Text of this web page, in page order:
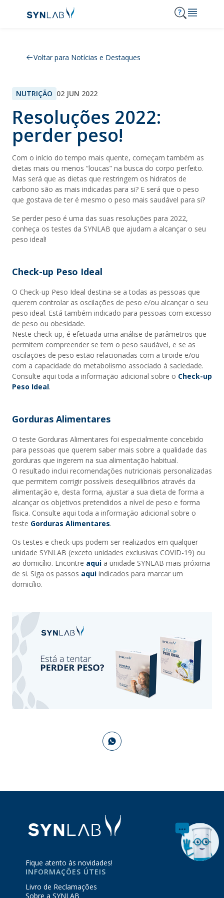
Serviços
Notícias e Destaques
Clínicas SYNLAB
Acordos
Onde Estamos
Carreiras
210 303 210
Contactos
Voltar para Notícias e Destaques
NUTRIÇÃO 02 JUN 2022
Resoluções 2022:
perder peso!
Com o início do tempo mais quente, começam também as
dietas mais ou menos “loucas” na busca do corpo perfeito.
Mas será que as dietas que restringem os hidratos de
carbono são as mais indicadas para si? E será que o peso
que gostava de ter é mesmo o peso mais saudável para si?
Se perder peso é uma das suas resoluções para 2022,
conheça os testes da SYNLAB que ajudam a alcançar o seu
peso ideal!
Check-up Peso Ideal
O Check-up Peso Ideal destina-se a todas as pessoas que
querem controlar as oscilações de peso e/ou alcançar o seu
peso ideal. Está também indicado para pessoas com excesso
de peso ou obesidade.
Neste check-up, é efetuada uma análise de parâmetros que
permitem compreender se tem o peso saudável, e se as
oscilações de peso estão relacionadas com a tiroide e/ou
com a capacidade do metabolismo associado à saciedade.
Consulte aqui toda a informação adicional sobre o Check-up
Peso Ideal.
Gorduras Alimentares
O teste Gorduras Alimentares foi especialmente concebido
para pessoas que querem saber mais sobre a qualidade das
gorduras que ingerem na sua alimentação habitual.
O resultado inclui recomendações nutricionais personalizadas
que permitem corrigir possíveis desequilíbrios através da
alimentação e, desta forma, ajustar a sua dieta de forma a
alcançar os objetivos pretendidos a nível de peso e forma
física. Consulte aqui toda a informação adicional sobre o
teste Gorduras Alimentares.
Os testes e check-ups podem ser realizados em qualquer
unidade SYNLAB (exceto unidades exclusivas COVID-19) ou
ao domicílio. Encontre aqui a unidade SYNLAB mais próxima
de si. Siga os passos aqui indicados para marcar um
domicílio.
Fique atento às novidades!
INFORMAÇÕES ÚTEIS
Livro de Reclamações
Sobre a SYNLAB